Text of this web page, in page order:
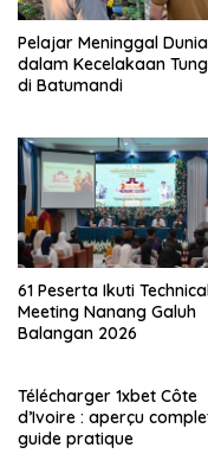
Pelajar Meninggal Dunia
dalam Kecelakaan
di Batumandi
61 Peserta Ikuti Technical
Meeting Nanang Galuh
Balangan 2026
Télécharger 1xbet Côte
d’Ivoire : aperçu
guide pratique